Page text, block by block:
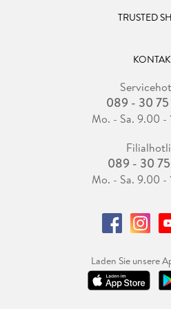
TRUSTED
089 - 30
Mo. - Sa. 9.00 -
089 - 30
Mo. - Sa. 9.00 -
Laden Sie unsere